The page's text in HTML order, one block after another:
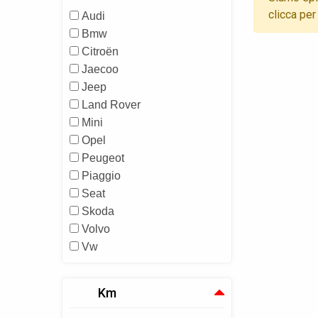
Audi
Bmw
Citroën
Jaecoo
Jeep
Land Rover
Mini
Opel
Peugeot
Piaggio
Seat
Skoda
Volvo
Vw
Km
clicca